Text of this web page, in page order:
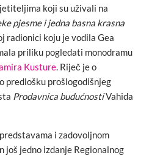
koji su uživali na
pjesme i jedna basna krasna
radionici koju je vodila Gea
priliku pogledati monodramu
Kusture. Riječ je o
predlošku prošlogodišnjeg
Prodavnica budućnostiVahida
i zadovoljnom
još jedno izdanje Regionalnog